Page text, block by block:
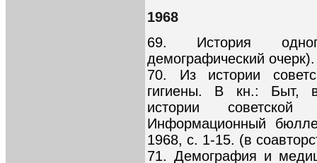
1968
69. История
демографический
70. Из истории
гигиены. В кн.: Быт,
истории
Информационный
1968, с. 1-15. (в
71. Демография и